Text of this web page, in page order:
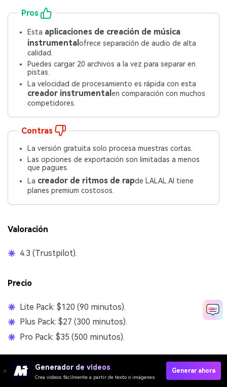
Pros
Esta aplicaciones de creación de música
instrumentalofrece separación de audio de alta
calidad.
Puedes cargar 20 archivos a la vez para separar en
pistas.
La velocidad de procesamiento es rápida con esta
creador instrumentalen comparación con muchos
competidores.
Contras
La versión gratuita solo procesa muestras cortas.
Las opciones de exportación son limitadas a menos
que pagues.
La creador de ritmos de rapde LALAL.AI tiene
planes premium costosos.
Valoración
4.3 (Trustpilot).
Precio
Lite Pack: $120 (90 minutos).
Plus Pack: $27 (300 minutos).
Pro Pack: $35 (500 minutos).
6.Moises.ai
Generador de videos
Crea videos fácilmente a partir de texto o imágenes
Generar ahora